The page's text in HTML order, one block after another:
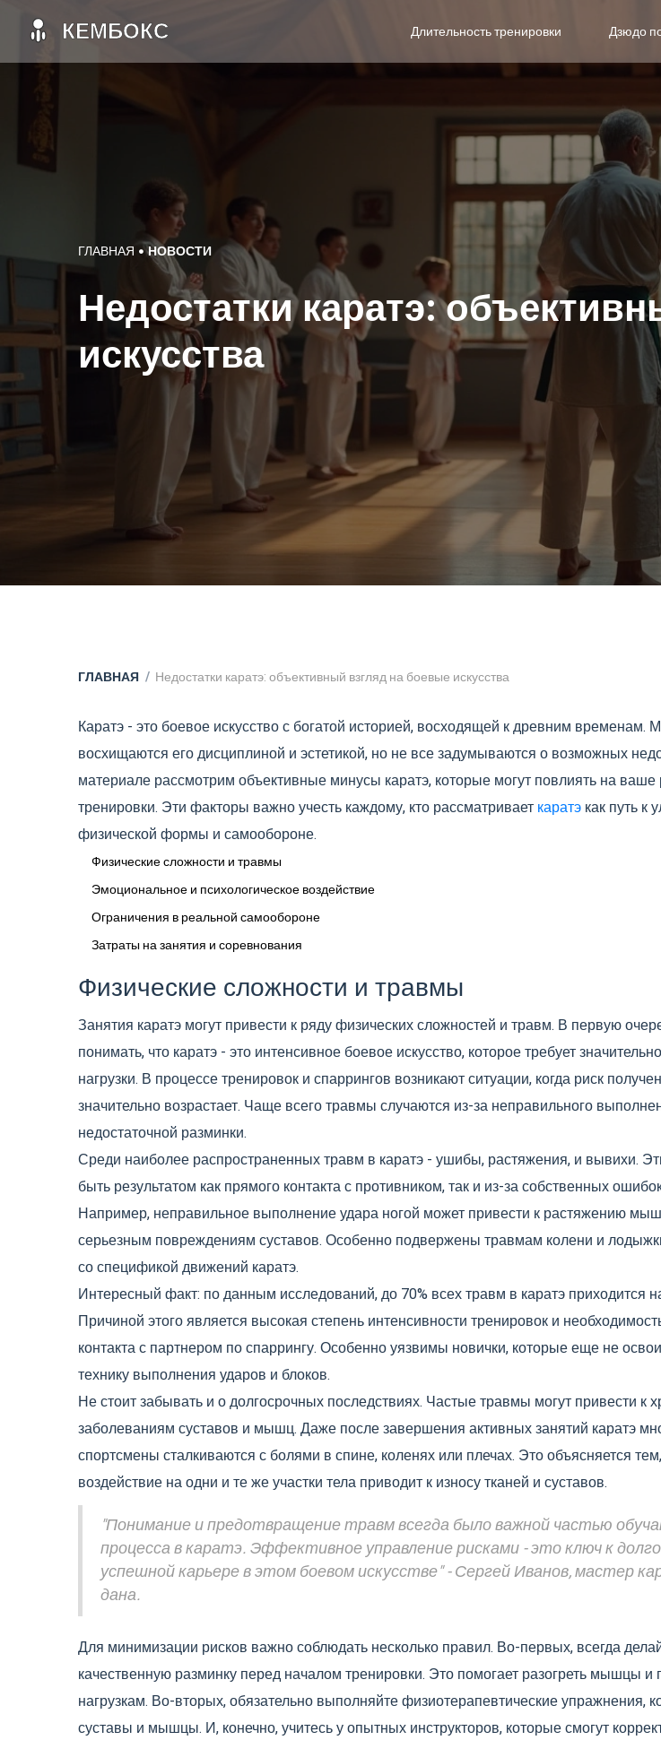
Длительность тренировки Дзюдо
ГЛАВНАЯ НОВОСТИ
Недостатки каратэ:
искусства
ГЛАВНАЯ Недостатки каратэ: объективный взгляд на боевые искусства
Каратэ - это боевое искусство с богатой историей, восходящей к древним временам.
восхищаются его дисциплиной и эстетикой, но не все задумываются о возможных
материале рассмотрим объективные минусы каратэ, которые могут повлиять на
тренировки. Эти факторы важно учесть каждому, кто рассматривает каратэ как путь к
физической формы и самообороне.
Физические сложности и травмы
Эмоциональное и психологическое воздействие
Ограничения в реальной самообороне
Затраты на занятия и соревнования
Физические сложности и травмы
Занятия каратэ могут привести к ряду физических сложностей и травм. В первую
понимать, что каратэ - это интенсивное боевое искусство, которое требует
нагрузки. В процессе тренировок и спаррингов возникают ситуации, когда риск
значительно возрастает. Чаще всего травмы случаются из-за неправильного
недостаточной разминки.
Среди наиболее распространенных травм в каратэ - ушибы, растяжения, и вывихи.
быть результатом как прямого контакта с противником, так и из-за собственных
Например, неправильное выполнение удара ногой может привести к растяжению
серьезным повреждениям суставов. Особенно подвержены травмам колени и
со спецификой движений каратэ.
Интересный факт: по данным исследований, до 70% всех травм в каратэ приходится
Причиной этого является высокая степень интенсивности тренировок и
контакта с партнером по спаррингу. Особенно уязвимы новички, которые еще не
технику выполнения ударов и блоков.
Не стоит забывать и о долгосрочных последствиях. Частые травмы могут привести к
заболеваниям суставов и мышц. Даже после завершения активных занятий каратэ
спортсмены сталкиваются с болями в спине, коленях или плечах. Это объясняется
воздействие на одни и те же участки тела приводит к износу тканей и суставов.
"Понимание и предотвращение травм всегда было важной частью
процесса в каратэ. Эффективное управление рисками - это ключ к
успешной карьере в этом боевом искусстве" - Сергей Иванов, мастер
дана.
Для минимизации рисков важно соблюдать несколько правил. Во-первых, всегда
качественную разминку перед началом тренировки. Это помогает разогреть мышцы и
нагрузкам. Во-вторых, обязательно выполняйте физиотерапевтические упражнения,
суставы и мышцы. И, конечно, учитесь у опытных инструкторов, которые смогут